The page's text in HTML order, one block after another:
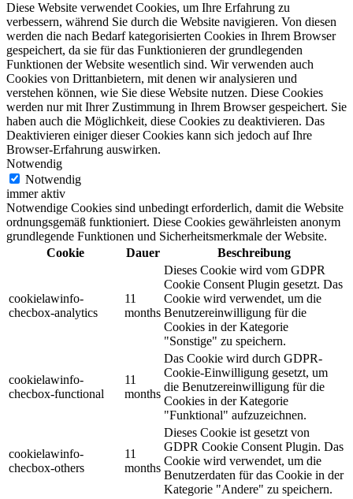
Diese Website verwendet Cookies, um Ihre Erfahrung zu
verbessern, während Sie durch die Website navigieren. Von diesen
werden die nach Bedarf kategorisierten Cookies in Ihrem Browser
gespeichert, da sie für das Funktionieren der grundlegenden
Funktionen der Website wesentlich sind. Wir verwenden auch
Cookies von Drittanbietern, mit denen wir analysieren und
verstehen können, wie Sie diese Website nutzen. Diese Cookies
werden nur mit Ihrer Zustimmung in Ihrem Browser gespeichert. Sie
haben auch die Möglichkeit, diese Cookies zu deaktivieren. Das
Deaktivieren einiger dieser Cookies kann sich jedoch auf Ihre
Browser-Erfahrung auswirken.
Notwendig
Notwendig
immer aktiv
Notwendige Cookies sind unbedingt erforderlich, damit die Website
ordnungsgemäß funktioniert. Diese Cookies gewährleisten anonym
grundlegende Funktionen und Sicherheitsmerkmale der Website.
Cookie
Dauer Beschreibung
cookielawinfo-
checbox-analytics
11
months
Dieses Cookie wird vom GDPR
Cookie Consent Plugin gesetzt. Das
Cookie wird verwendet, um die
Benutzereinwilligung für die
Cookies in der Kategorie
"Sonstige" zu speichern.
cookielawinfo-
checbox-functional
11
months
Das Cookie wird durch GDPR-
Cookie-Einwilligung gesetzt, um
die Benutzereinwilligung für die
Cookies in der Kategorie
"Funktional" aufzuzeichnen.
cookielawinfo-
checbox-others
11
months
Dieses Cookie ist gesetzt von
GDPR Cookie Consent Plugin. Das
Cookie wird verwendet, um die
Benutzerdaten für das Cookie in der
Kategorie "Andere" zu speichern.